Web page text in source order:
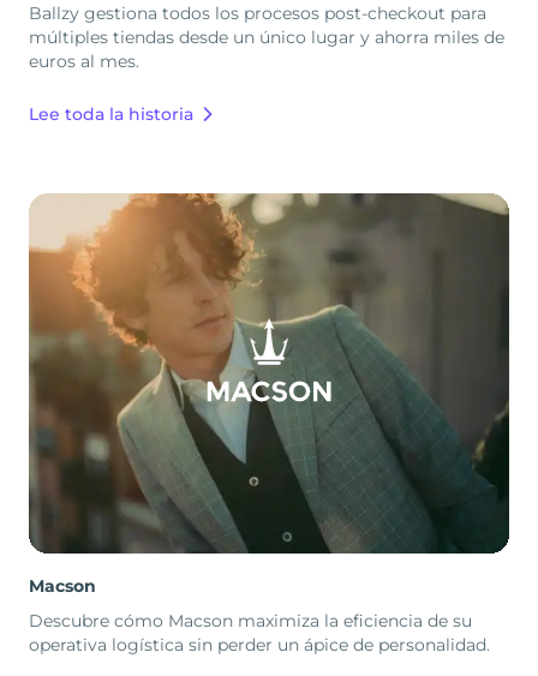
Ballzy gestiona todos los procesos post-checkout para
múltiples tiendas desde un único lugar y ahorra miles de
euros al mes.
Lee toda la historia
Macson
Descubre cómo Macson maximiza la eficiencia de su
operativa logística sin perder un ápice de personalidad.